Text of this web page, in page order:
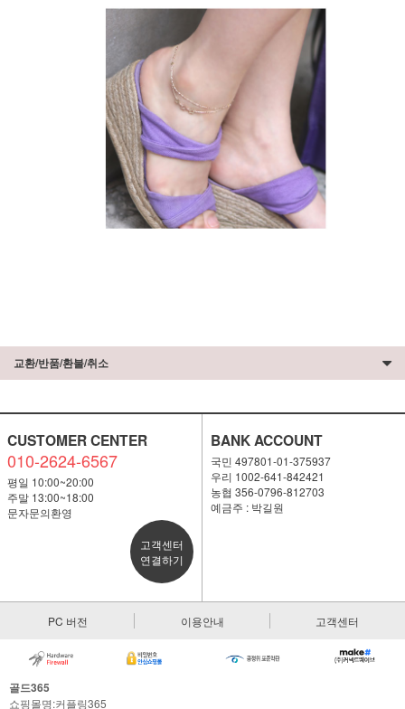
교환/반품/환불/취소
CUSTOMER CENTER
010-2624-6567
평일 10:00~20:00
주말 13:00~18:00
문자문의환영
고객센터
연결하기
BANK ACCOUNT
국민 497801-01-375937
우리 1002-641-842421
농협 356-0796-812703
예금주 : 박길원
PC 버전 이용안내 고객센터
골드365
쇼핑몰명:커플링365